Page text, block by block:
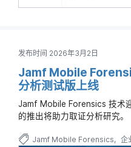
发布时间 2026年3月2日
Jamf Mobile
分析测试版上线
Jamf Mobile Forensics 技术
的推出将助力取证分析研究。
Jamf Mobile Forensics 企